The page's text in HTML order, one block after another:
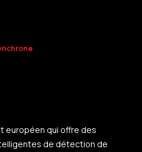
européen qui offre des
de détection de